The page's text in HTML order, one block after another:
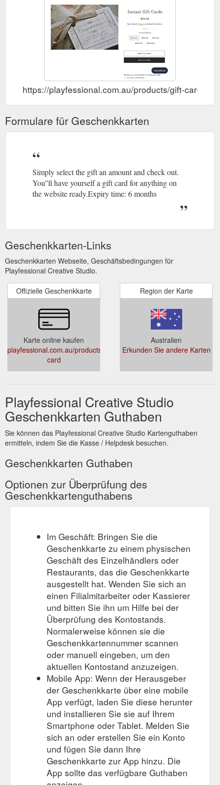
https://playfessional.com.au/products/gift-card
Formulare für Geschenkkarten
Simply select the gift an amount and check out.
You''ll have yourself a gift card for anything on
the website ready.Expiry time: 6 months
Geschenkkarten-Links
Geschenkkarten Webseite, Geschäftsbedingungen für
Playfessional Creative Studio.
Offizielle Geschenkkarte
Karte online kaufen
playfessional.com.au/products/gift-
card
Region der Karte
Australien
Erkunden Sie andere Karten
Playfessional Creative Studio
Geschenkkarten Guthaben
Sie können das Playfessional Creative Studio Kartenguthaben
ermitteln, indem Sie die Kasse / Helpdesk besuchen.
Geschenkkarten Guthaben
Optionen zur Überprüfung des
Geschenkkartenguthabens
Im Geschäft: Bringen Sie die
Geschenkkarte zu einem physischen
Geschäft des Einzelhändlers oder
Restaurants, das die Geschenkkarte
ausgestellt hat. Wenden Sie sich an
einen Filialmitarbeiter oder Kassierer
und bitten Sie ihn um Hilfe bei der
Überprüfung des Kontostands.
Normalerweise können sie die
Geschenkkartennummer scannen
oder manuell eingeben, um den
aktuellen Kontostand anzuzeigen.
Mobile App: Wenn der Herausgeber
der Geschenkkarte über eine mobile
App verfügt, laden Sie diese herunter
und installieren Sie sie auf Ihrem
Smartphone oder Tablet. Melden Sie
sich an oder erstellen Sie ein Konto
und fügen Sie dann Ihre
Geschenkkarte zur App hinzu. Die
App sollte das verfügbare Guthaben